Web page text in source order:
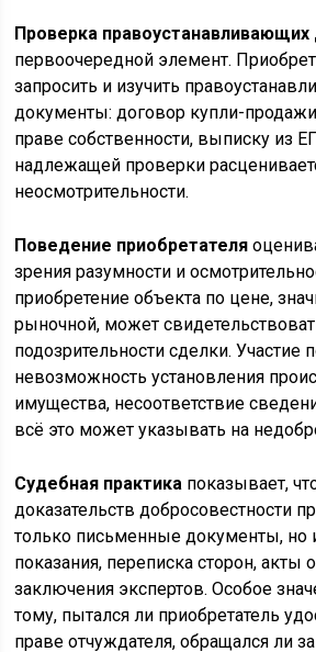
Проверка
первоочередной элемент.
запросить и изучить
документы: договор купли-
праве собственности, выписку из
надлежащей проверки
неосмотрительности.
Поведение приобретателя
зрения разумности и
приобретение объекта по цене,
рыночной, может
подозрительности сделки. Участие
невозможность установления
имущества, несоответствие
всё это может указывать на
Судебная практика показывает,
доказательств добросовестности
только письменные документы, но
показания, переписка сторон, акты
заключения экспертов. Особое
тому, пытался ли приобретатель
праве отчуждателя, обращался ли